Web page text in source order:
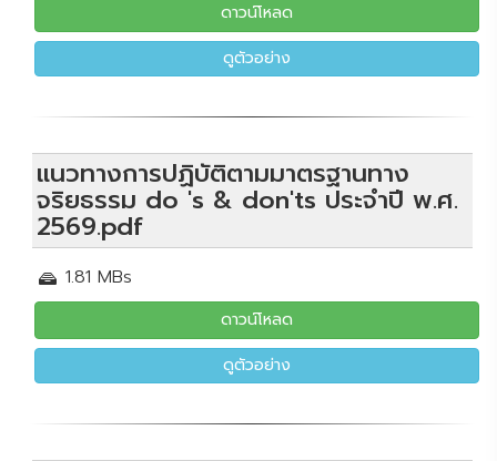
ดาวน์โหลด
ดูตัวอย่าง
แนวทางการปฏิบัติตามมาตรฐานทาง
จริยธรรม do 's & don'ts ประจำปี พ.ศ.
2569.pdf
1.81 MBs
ดาวน์โหลด
ดูตัวอย่าง